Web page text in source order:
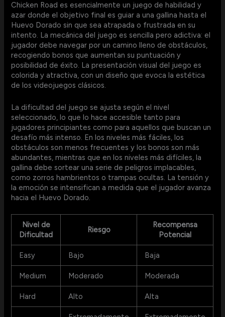
Chicken Road es esencialmente un juego de habilidad y
azar donde el objetivo final es guiar a una gallina hasta el
Huevo Dorado sin que sea atrapada o frustrada en su
intento. La mecánica del juego es sencilla pero adictiva: el
jugador debe navegar por un camino lleno de obstáculos,
recogiendo bonos que aumentan su puntuación y
posibilidad de éxito. La presentación visual del juego es
colorida y atractiva, con un diseño que evoca la estética
de los videojuegos clásicos.
La dificultad del juego se ajusta según el nivel
seleccionado, lo que lo hace accesible tanto para
jugadores principiantes como para aquellos que buscan un
desafío más intenso. En los niveles más fáciles, los
obstáculos son menos frecuentes y los bonos son más
abundantes, mientras que en los niveles más difíciles, la
gallina debe sortear una serie de peligros implacables,
como zorros hambrientos o trampas ocultas. La tensión y
la emoción se intensifican a medida que el jugador avanza
hacia el Huevo Dorado.
Nivel de
Dificultad
Riesgo
Recompensa
Potencial
Easy Bajo Baja
Medium Moderado Moderada
Hard Alto Alta